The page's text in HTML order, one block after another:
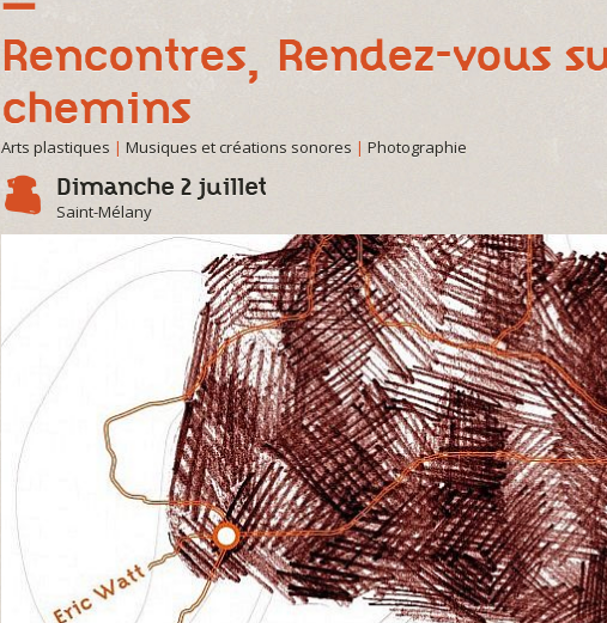
Rencontres, Rendez-vous
chemins
Arts plastiques | Musiques et créations sonores | Photographie
Dimanche 2 juillet
Saint-Mélany